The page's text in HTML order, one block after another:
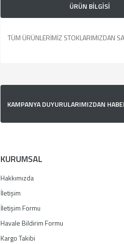
ÜRÜN BİLGİSİ
TÜM ÜRÜNLERİMİZ STOKLARIMIZDAN
Ürün resmi kalitesiz, bozuk veya
Bu ürüne benzer farklı alternatifler
KAMPANYA DUYURULARIMIZDAN
KURUMSAL
Hakkımızda
İletişim
İletişim Formu
Havale Bildirim Formu
Kargo Takibi